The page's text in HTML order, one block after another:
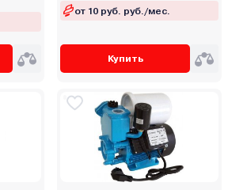
от 10 руб. руб./мес.
Купить